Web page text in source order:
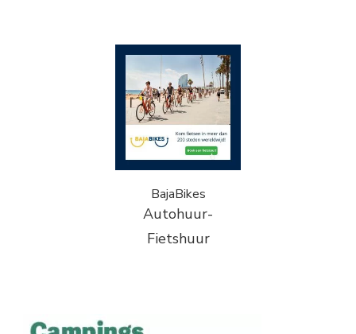
BajaBikes
Autohuur-
Fietshuur